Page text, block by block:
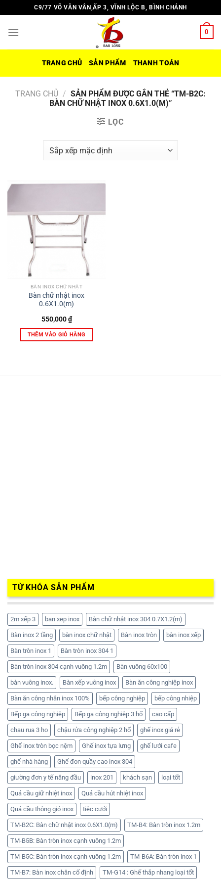
đến
nội
C9/77 VÕ VĂN VÂN,ẤP 3, VĨNH LỘC B, BÌNH CHÁNH
0
TRANG CHỦ SẢN PHẨM THANH TOÁN
TRANG CHỦ / SẢN PHẨM ĐƯỢC GẮN THẺ “TM-B2C:
BÀN CHỮ NHẬT INOX 0.6X1.0(M)”
LỌC
BÀN INOX CHỮ NHẬT
Bàn chữ nhật inox
0.6X1.0(m)
550,000₫
THÊM VÀO GIỎ HÀNG
TỪ KHÓA SẢN PHẨM
2m xếp 3 ban xep inox Bàn chữ nhật inox 304 0.7X1.2(m)
Bàn inox 2 tầng bàn inox chữ nhật Bàn inox tròn bàn inox xếp
Bàn tròn inox 1 Bàn tròn inox 304 1
Bàn tròn inox 304 cạnh vuông 1.2m Bàn vuông 60x100
bàn vuông inox. Bàn xếp vuông inox Bàn ăn công nghiệp inox
Bàn ăn công nhân inox 100% bếp công nghiệp bếp công nhiệp
Bếp ga công nghiệp Bếp ga công nghiệp 3 hố cao cấp
chau rua 3 ho chậu rửa công nghiệp 2 hố ghế inox giá rẻ
Ghế inox tròn bọc nệm Ghế inox tựa lưng ghế lưới cafe
ghế nhà hàng Ghế đon quầy cao inox 304
giường đơn y tế nâng đầu inox 201 khách sạn loại tốt
Quả cầu giữ nhiệt inox Quả cầu hút nhiệt inox
Quả cầu thông gió inox tiệc cưới
TM-B2C: Bàn chữ nhật inox 0.6X1.0(m) TM-B4: Bàn tròn inox 1.2m
TM-B5B: Bàn tròn inox cạnh vuông 1.2m
TM-B5C: Bàn tròn inox cạnh vuông 1.2m TM-B6A: Bàn tròn inox 1
TM-B7: Bàn inox chân cố định TM-G14 : Ghế thắp nhang loại tốt